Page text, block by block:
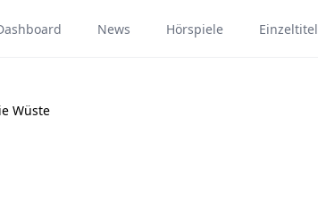
News Hörspiele Einzeltitel
Wüste